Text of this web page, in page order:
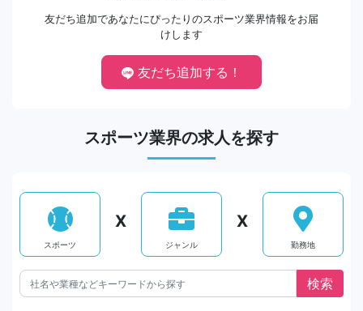
友だち追加であなたにぴったりのスポーツ業界情報をお届
けします
友だち追加する！
スポーツ業界の求人を探す
スポーツ
X
ジャンル
X
勤務地